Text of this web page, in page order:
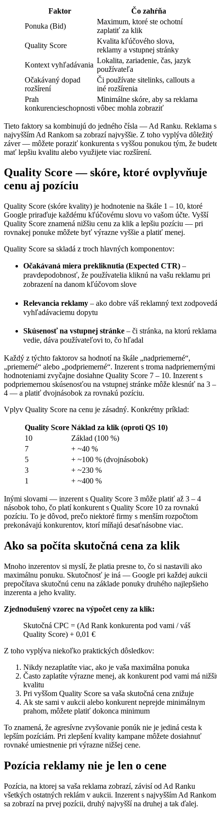
Faktor
Čo zahŕňa
Ponuka (Bid)
Maximum, ktoré ste ochotní
zaplatiť za klik
Quality Score
Kvalita kľúčového slova,
reklamy a vstupnej stránky
Kontext vyhľadávania
Lokalita, zariadenie, čas, jazyk
používateľa
Očakávaný dopad
rozšírení
Či používate sitelinks, callouts a
iné rozšírenia
Prah
konkurencieschopnosti
Minimálne skóre, aby sa reklama
vôbec mohla zobraziť
Tieto faktory sa kombinujú do jedného čísla — Ad Ranku. Reklama s
najvyšším Ad Rankom sa zobrazí najvyššie. Z toho vyplýva dôležitý
záver — môžete poraziť konkurenta s vyššou ponukou tým, že
mať lepšiu kvalitu alebo využijete viac rozšírení.
Quality Score — skóre, ktoré ovplyvňuje
cenu aj pozíciu
Quality Score (skóre kvality) je hodnotenie na škále 1 – 10, ktoré
Google priraďuje každému kľúčovému slovu vo vašom účte. Vyšší
Quality Score znamená nižšiu cenu za klik a lepšiu pozíciu — pri
rovnakej ponuke môžete byť výrazne vyššie a platiť menej.
Quality Score sa skladá z troch hlavných komponentov:
Očakávaná miera prekliknutia (Expected CTR) –
pravdepodobnosť, že používatelia kliknú na vašu reklamu pri
zobrazení na danom kľúčovom slove
Relevancia reklamy – ako dobre váš reklamný text zodpovedá
vyhľadávaciemu dopytu
Skúsenosť na vstupnej stránke – či stránka, na ktorú reklama
vedie, dáva používateľovi to, čo hľadal
Každý z týchto faktorov sa hodnotí na škále „nadpriemerné“,
„priemerné“ alebo „podpriemerné“. Inzerent s troma nadpriemernými
hodnoteniami zvyčajne dosiahne Quality Score 7 – 10. Inzerent s
podpriemernou skúsenosťou na vstupnej stránke môže klesnúť na 3 –
4 — a platiť dvojnásobok za rovnakú pozíciu.
Vplyv Quality Score na cenu je zásadný. Konkrétny príklad:
Quality Score Náklad za klik (oproti QS 10)
10
Základ (100 %)
7
+ ~40 %
5
+ ~100 % (dvojnásobok)
3
+ ~230 %
1
+ ~400 %
Inými slovami — inzerent s Quality Score 3 môže platiť až 3 – 4
násobok toho, čo platí konkurent s Quality Score 10 za rovnakú
pozíciu. To je dôvod, prečo niektoré firmy s menším rozpočtom
prekonávajú konkurentov, ktorí míňajú desaťnásobne viac.
Ako sa počíta skutočná cena za klik
Mnoho inzerentov si myslí, že platia presne to, čo si nastavili ako
maximálnu ponuku. Skutočnosť je iná — Google pri každej aukcii
prepočítava skutočnú cenu na základe ponuky druhého najlepšieho
inzerenta a jeho kvality.
Zjednodušený vzorec na výpočet ceny za klik:
Skutočná CPC = (Ad Rank konkurenta pod vami / váš
Quality Score) + 0,01 €
Z toho vyplýva niekoľko praktických dôsledkov:
Nikdy nezaplatíte viac, ako je vaša maximálna ponuka
Často zaplatíte výrazne menej, ak konkurent pod vami má
kvalitu
Pri vyššom Quality Score sa vaša skutočná cena znižuje
Ak ste sami v aukcii alebo konkurent neprejde minimálnym
prahom, môžete platiť dokonca minimum
To znamená, že agresívne zvyšovanie ponúk nie je jediná cesta k
lepším pozíciám. Pri zlepšení kvality kampane môžete dosiahnuť
rovnaké umiestnenie pri výrazne nižšej cene.
Pozícia reklamy nie je len o cene
Pozícia, na ktorej sa vaša reklama zobrazí, závisí od Ad Ranku
všetkých ostatných reklám v aukcii. Inzerent s najvyšším Ad Rankom
sa zobrazí na prvej pozícii, druhý najvyšší na druhej a tak ďalej.